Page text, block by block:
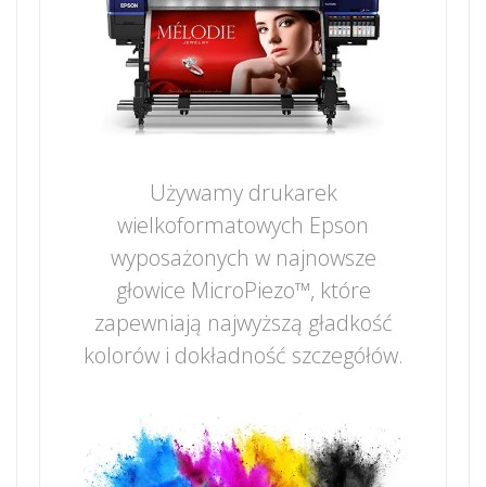
Używamy drukarek
wielkoformatowych Epson
wyposażonych w najnowsze
głowice MicroPiezo™, które
zapewniają najwyższą gładkość
kolorów i dokładność szczegółów.